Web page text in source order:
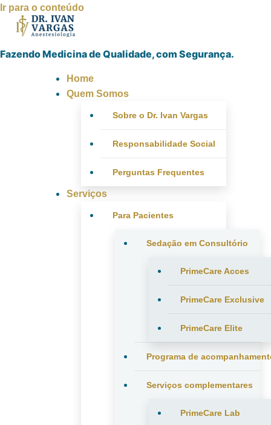
Ir para o conteúdo
Fazendo Medicina de Qualidade, com Segurança.
Home
Quem Somos
Sobre o Dr. Ivan Vargas
Responsabilidade Social
Perguntas Frequentes
Serviços
Para Pacientes
Sedação em Consultório
PrimeCare Acces
PrimeCare Exclusive
PrimeCare Elite
Programa de
Serviços complementares
PrimeCare Lab